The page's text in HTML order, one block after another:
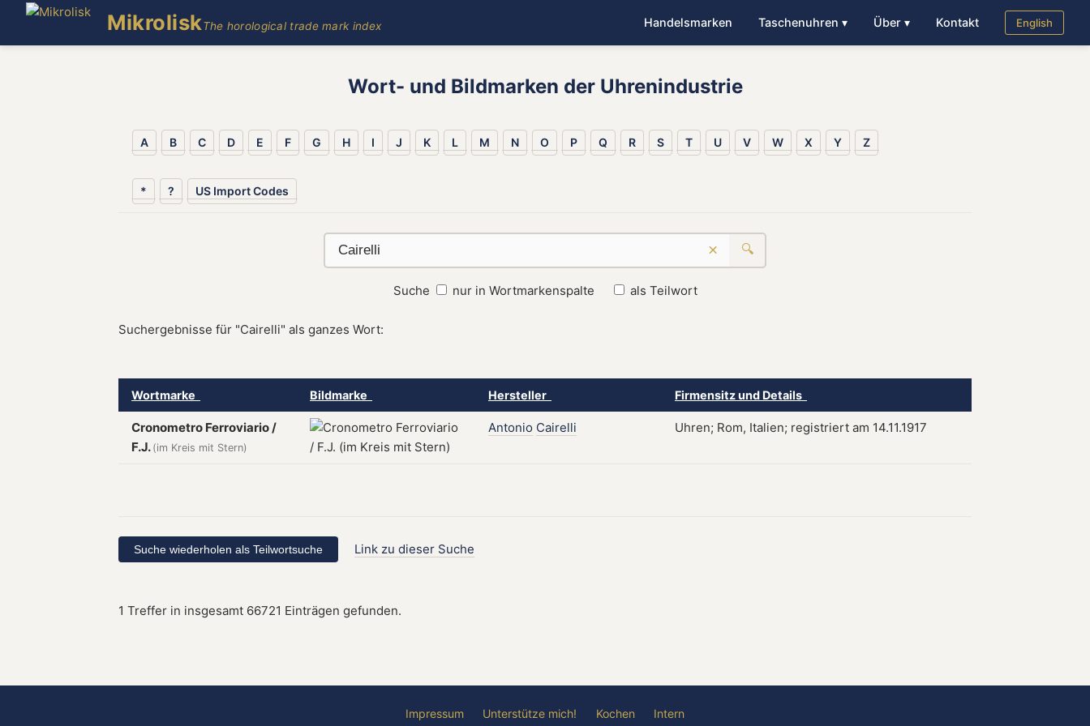
MikroliskThe horological trade mark index Handelsmarken Taschenuhren ▾ Über ▾ Kontakt English
Wort- und Bildmarken der Uhrenindustrie
A B C D E F G H I J K L M N O P Q R S T U V W X Y Z
* ? US Import Codes
× 🔍
Suche nur in Wortmarkenspalte als Teilwort
Suchergebnisse für "Cairelli" als ganzes Wort:
Wortmarke Bildmarke Hersteller Firmensitz und Details
Cronometro Ferroviario /
F.J. (im Kreis mit Stern)
Antonio Cairelli Uhren; Rom, Italien; registriert am 14.11.1917
Link zu dieser Suche
1 Treffer in insgesamt 66721 Einträgen gefunden.
Impressum Unterstütze mich! Kochen Intern